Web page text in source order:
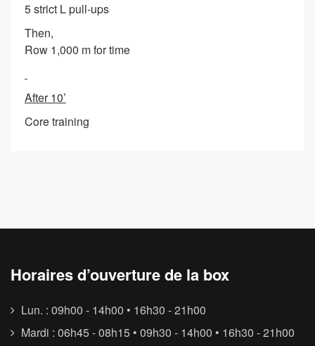
5 strict L pull-ups
Then,
Row 1,000 m for time
After 10’
Core training
Horaires d’ouverture de la box
Lun. : 09h00 - 14h00 • 16h30 - 21h00
Mardi : 06h45 - 08h15 • 09h30 - 14h00 • 16h30 - 21h00